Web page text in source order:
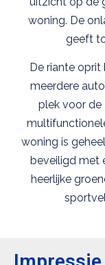
woning. De
geeft
De riante
meerdere
plek voor de
woning is
beveiligd met
heerlijke